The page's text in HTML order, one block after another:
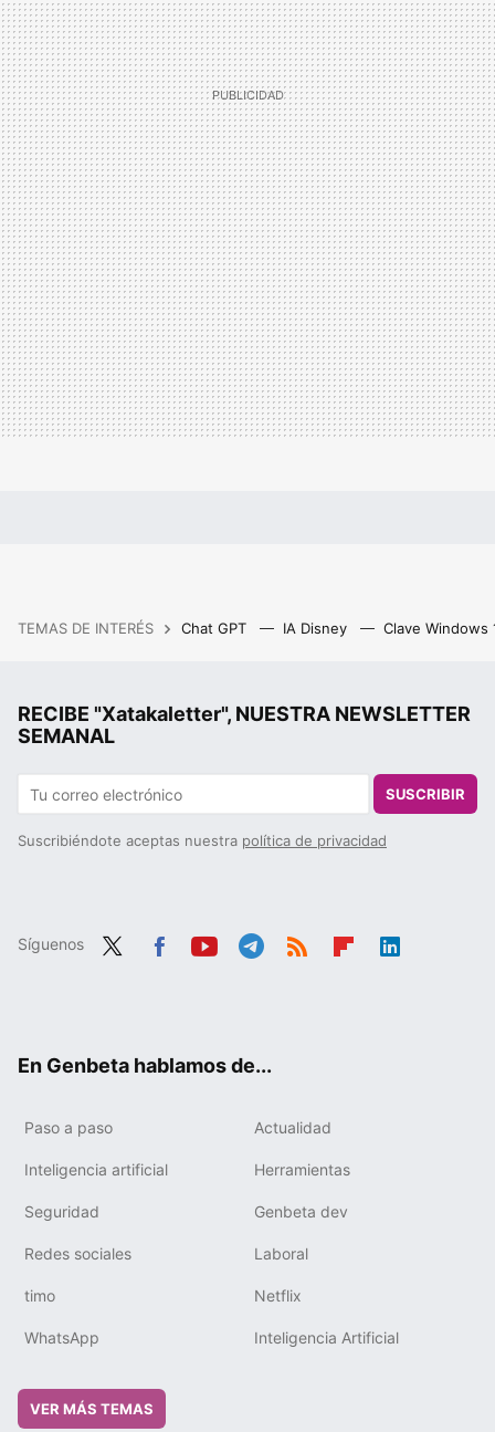
TEMAS DE INTERÉS Chat GPT IA Disney Clave Windows
RECIBE "Xatakaletter", NUESTRA NEWSLETTER
SEMANAL
SUSCRIBIR
Suscribiéndote aceptas nuestra política de privacidad
Síguenos
En Genbeta hablamos de...
Paso a paso Actualidad
Inteligencia artificial Herramientas
Seguridad Genbeta dev
Redes sociales Laboral
timo Netflix
WhatsApp Inteligencia Artificial
VER MÁS TEMAS